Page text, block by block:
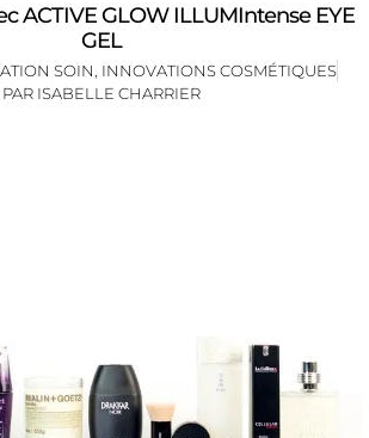
ACTIVE GLOW ILLUMIntense EYE
GEL
SOIN INNOVATIONS COSMÉTIQUES
PAR ISABELLE CHARRIER